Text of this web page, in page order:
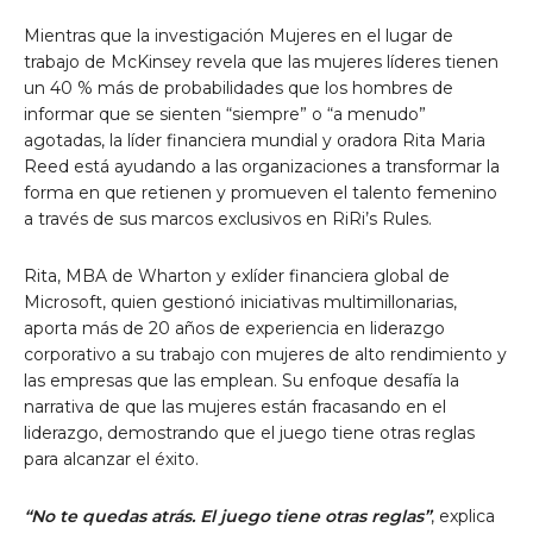
Mientras que la investigación Mujeres en el lugar de
trabajo de McKinsey revela que las mujeres líderes tienen
un 40 % más de probabilidades que los hombres de
informar que se sienten “siempre” o “a menudo”
agotadas, la líder financiera mundial y oradora Rita Maria
Reed está ayudando a las organizaciones a transformar la
forma en que retienen y promueven el talento femenino
a través de sus marcos exclusivos en RiRi’s Rules.
Rita, MBA de Wharton y exlíder financiera global de
Microsoft, quien gestionó iniciativas multimillonarias,
aporta más de 20 años de experiencia en liderazgo
corporativo a su trabajo con mujeres de alto rendimiento y
las empresas que las emplean. Su enfoque desafía la
narrativa de que las mujeres están fracasando en el
liderazgo, demostrando que el juego tiene otras reglas
para alcanzar el éxito.
“No te quedas atrás. El juego tiene otras reglas”, explica